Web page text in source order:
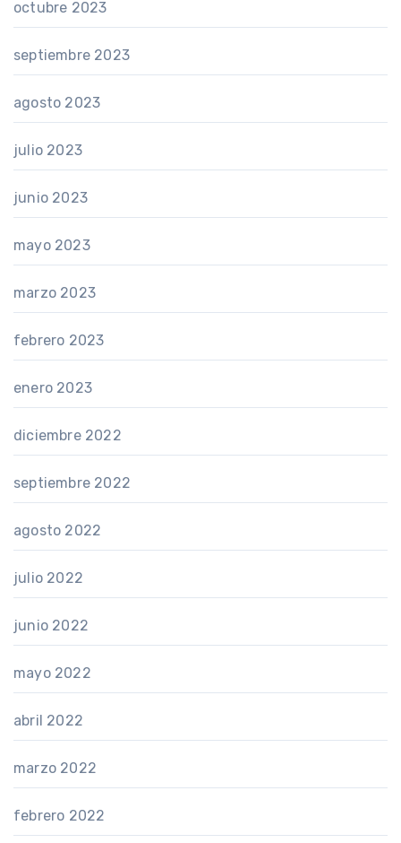
octubre 2023
septiembre 2023
agosto 2023
julio 2023
junio 2023
mayo 2023
marzo 2023
febrero 2023
enero 2023
diciembre 2022
septiembre 2022
agosto 2022
julio 2022
junio 2022
mayo 2022
abril 2022
marzo 2022
febrero 2022